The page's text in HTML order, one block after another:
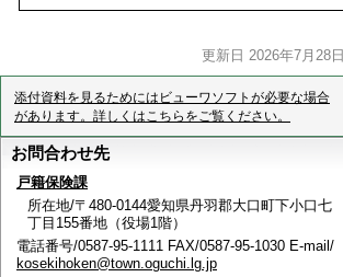
更新日 2026年7月28日
添付資料を見るためにはビューワソフトが必要な場合
があります。詳しくはこちらをご覧ください。
お問合わせ先
戸籍保険課
所在地/〒480-0144愛知県丹羽郡大口町下小口七
丁目155番地（役場1階）
電話番号/0587-95-1111 FAX/0587-95-1030 E-mail/
kosekihoken@town.oguchi.lg.jp